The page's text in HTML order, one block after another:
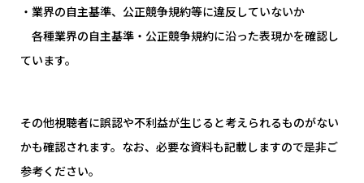
・業界の自主基準、公正競争規約等に違反していないか
各種業界の自主基準・公正競争規約に沿った表現かを確認し
ています。
その他視聴者に誤認や不利益が生じると考えられるものがない
かも確認されます。なお、必要な資料も記載しますので是非ご
参考ください。